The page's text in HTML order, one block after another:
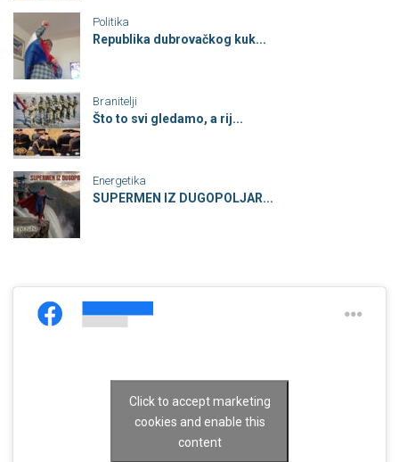
Politika
Republika dubrovačkog kuk...
Branitelji
Što to svi gledamo, a rij...
Energetika
SUPERMEN IZ DUGOPOLJAR...
Click to accept marketing
cookies and enable this
content